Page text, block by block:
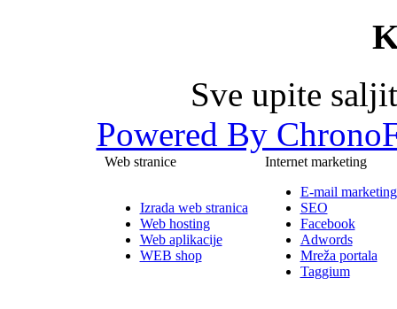
Sve upite
Powered By
Web stranice Internet marketing
Izrada web stranica
Web hosting
Web aplikacije
WEB shop
E-mail marketing
SEO
Facebook
Adwords
Mreža portala
Taggium